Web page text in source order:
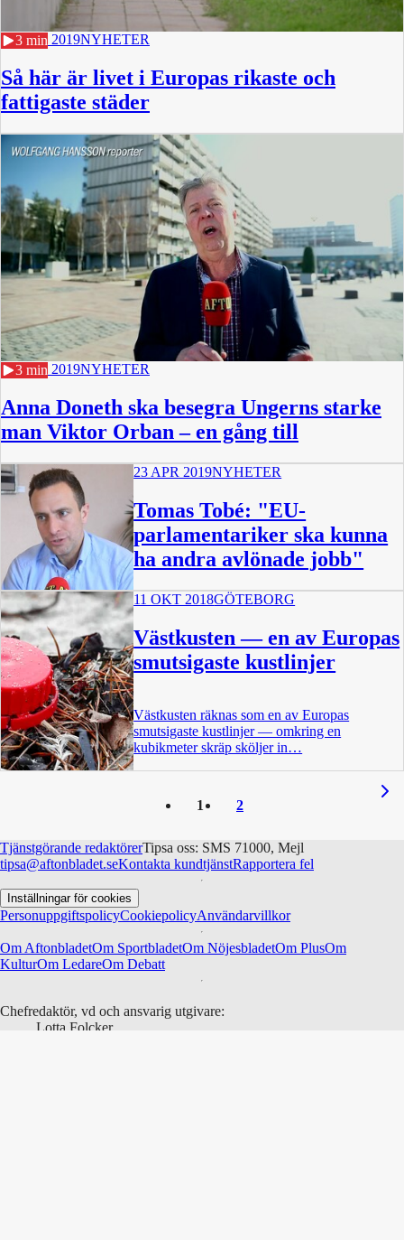
3 min
25 MAJ 2019NYHETER
Så här är livet i Europas rikaste och
fattigaste städer
3 min
17 MAJ 2019NYHETER
Anna Doneth ska besegra Ungerns starke
man Viktor Orban – en gång till
1:07
23 APR 2019NYHETER
Tomas Tobé: "EU-
parlamentariker ska kunna
ha andra avlönade jobb"
11 OKT 2018GÖTEBORG
Västkusten — en av Europas
smutsigaste kustlinjer
Västkusten räknas som en av Europas
smutsigaste kustlinjer — omkring en
kubikmeter skräp sköljer in…
1 2
Tjänstgörande redaktörerTipsa oss: SMS 71000, Mejl
tipsa@aftonbladet.seKontakta kundtjänstRapportera fel
Inställningar för cookies
PersonuppgiftspolicyCookiepolicyAnvändarvillkor
Om AftonbladetOm SportbladetOm NöjesbladetOm PlusOm
KulturOm LedareOm Debatt
Chefredaktör, vd och ansvarig utgivare:
Lotta Folcker